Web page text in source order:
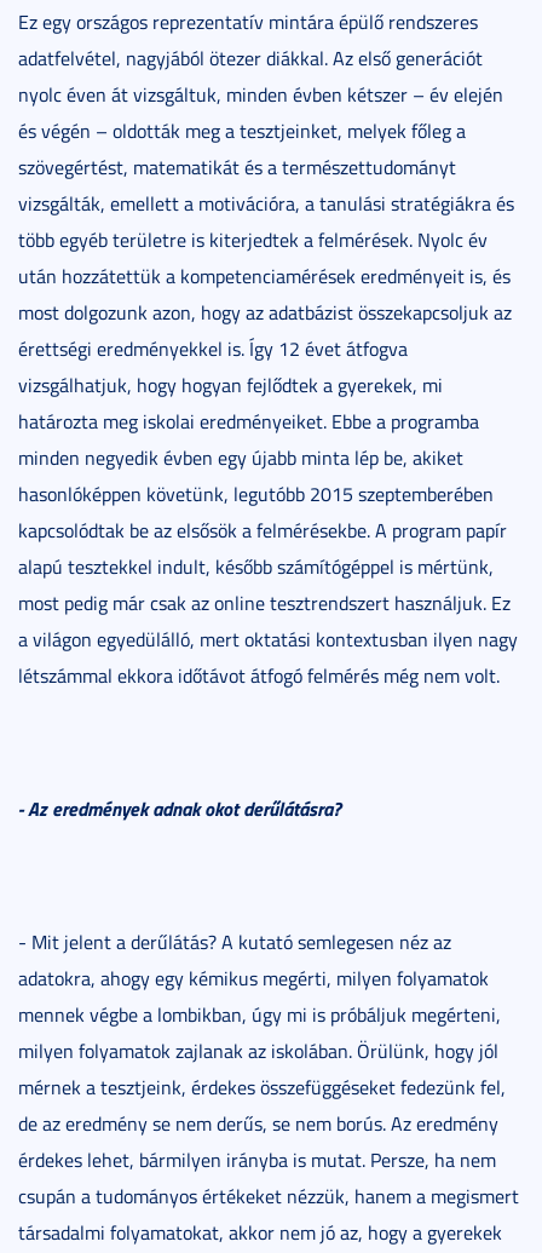
Ez egy országos reprezentatív mintára épülő rendszeres
adatfelvétel, nagyjából ötezer diákkal. Az első generációt
nyolc éven át vizsgáltuk, minden évben kétszer – év elején
és végén – oldották meg a tesztjeinket, melyek főleg a
szövegértést, matematikát és a természettudományt
vizsgálták, emellett a motivációra, a tanulási stratégiákra és
több egyéb területre is kiterjedtek a felmérések. Nyolc év
után hozzátettük a kompetenciamérések eredményeit is, és
most dolgozunk azon, hogy az adatbázist összekapcsoljuk az
érettségi eredményekkel is. Így 12 évet átfogva
vizsgálhatjuk, hogy hogyan fejlődtek a gyerekek, mi
határozta meg iskolai eredményeiket. Ebbe a programba
minden negyedik évben egy újabb minta lép be, akiket
hasonlóképpen követünk, legutóbb 2015 szeptemberében
kapcsolódtak be az elsősök a felmérésekbe. A program papír
alapú tesztekkel indult, később számítógéppel is mértünk,
most pedig már csak az online tesztrendszert használjuk. Ez
a világon egyedülálló, mert oktatási kontextusban ilyen nagy
létszámmal ekkora időtávot átfogó felmérés még nem volt.
- Az eredmények adnak okot derűlátásra?
- Mit jelent a derűlátás? A kutató semlegesen néz az
adatokra, ahogy egy kémikus megérti, milyen folyamatok
mennek végbe a lombikban, úgy mi is próbáljuk megérteni,
milyen folyamatok zajlanak az iskolában. Örülünk, hogy jól
mérnek a tesztjeink, érdekes összefüggéseket fedezünk fel,
de az eredmény se nem derűs, se nem borús. Az eredmény
érdekes lehet, bármilyen irányba is mutat. Persze, ha nem
csupán a tudományos értékeket nézzük, hanem a megismert
társadalmi folyamatokat, akkor nem jó az, hogy a gyerekek